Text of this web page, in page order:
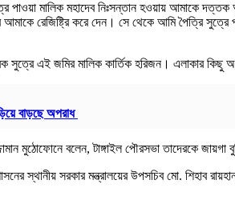
পাওয়া মালিক মহাদেব নিঃসন্তান হওয়ায় আমাকে
রেজিষ্ট্রি করে দেন। সে থেকে আমি পৈত্রি সুত্রে
এই জমির মালিক কার্তিক হরিজন। এলাকার কিছু
বাড়ছে অপরাধ
মুঠোফোনে বলেন, টাঙ্গাইল পৌরসভা তাদেরকে
স্থানীয় সরকার মন্ত্রালয়ের উপসচিব মো. শিহাব